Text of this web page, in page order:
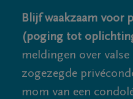
Blijf waakzaam voor
(poging tot
meldingen over
zogezegde
mom van een